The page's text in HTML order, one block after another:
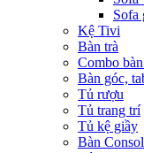
Sofa
Kệ Tivi
Bàn trà
Combo
Bàn góc,
Tủ rượu
Tủ trang trí
Tủ kệ giầy
Bàn